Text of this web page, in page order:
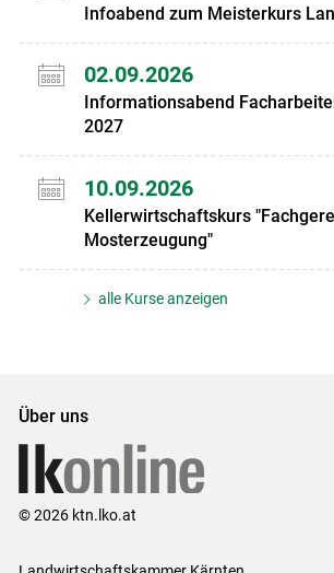
Infoabend zum Meisterkurs
02.09.2026
Informationsabend
2027
10.09.2026
Kellerwirtschaftskurs
Mosterzeugung"
alle Kurse anzeigen
Über uns
© 2026 ktn.lko.at